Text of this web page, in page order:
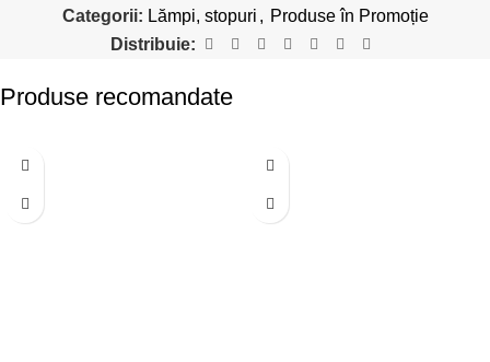
Categorii: Lămpi, stopuri , Produse în Promoție
Distribuie:
Produse recomandate